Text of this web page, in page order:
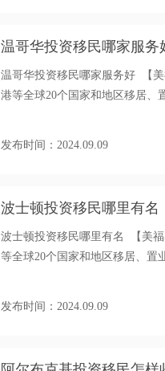
温哥华投资移民哪家服务
温哥华投资移民哪家服务好 【
港等全球20个国家和地区移居、
发布时间：2024.09.09
波士顿投资移民哪里有名
波士顿投资移民哪里有名 【美
等全球20个国家和地区移居、置
发布时间：2024.09.09